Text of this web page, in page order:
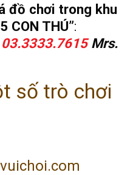
đồ chơi trong khu
CON THÚ”:
03.3333.7615Mrs.
số trò chơi